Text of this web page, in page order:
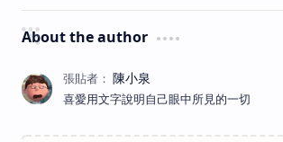
About the author
喜愛用文字說明自己眼中所見的一切